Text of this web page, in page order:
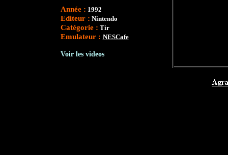
Année : 1992
Editeur : Nintendo
Catégorie : Tir
Emulateur : NESCafe
Voir les videos